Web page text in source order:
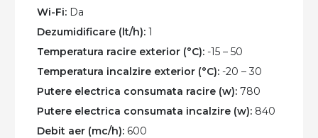
Wi-Fi: Da
Dezumidificare (lt/h): 1
Temperatura racire exterior (°C): -15 – 50
Temperatura incalzire exterior (°C): -20 – 30
Putere electrica consumata racire (w): 780
Putere electrica consumata incalzire (w): 840
Debit aer (mc/h): 600